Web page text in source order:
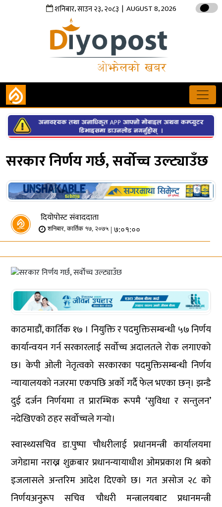
शनिबार,साउन२३,२०८३ | AUGUST 8, 2026
सरकार निर्णय गर्छ, सर्वोच्च उल्ट्याउँछ
दियोपोस्ट संवाददाता
शनिबार, कार्तिक १७, २०७५ | ७:०१:००
काठमाडौं, कार्तिक १७ । नियुक्ति र पदमुक्तिसम्बन्धी ५७ निर्णय
कार्यान्वयन गर्न सरकारलाई सर्वोच्च अदालतले रोक लगाएको
छ। केपी ओली नेतृत्वको सरकारका पदमुक्तिसम्बन्धी निर्णय
न्यायालयको नजरमा एकपछि अर्को गर्दै फेल भएका छन्। झन्डै
दुई दर्जन निर्णयमा त प्रारम्भिक रूपमै ‘सुविधा र सन्तुलन’
नदेखिएको ठहर सर्वोच्चले गर्‍यो।
स्वास्थ्यसचिव डा.पुष्पा चौधरीलाई प्रधानमन्त्री कार्यालयमा
जगेडामा नराख्न शुक्रबार प्रधानन्यायाधीश ओमप्रकाश मि श्रको
इजलासले अन्तरिम आदेश दिएको छ। गत असोज २८ को
निर्णयअनुरूप सचिव चौधरी मन्त्रालयबाट प्रधानमन्त्री